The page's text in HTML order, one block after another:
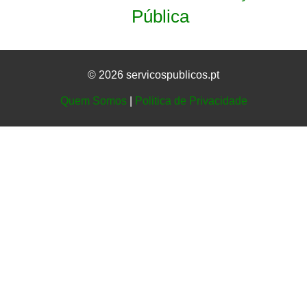
Pública
© 2026 servicospublicos.pt
Quem Somos| Politica de Privacidade